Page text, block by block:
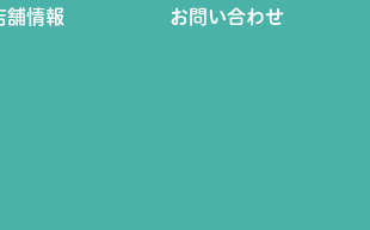
舗情報 お問い合わせ